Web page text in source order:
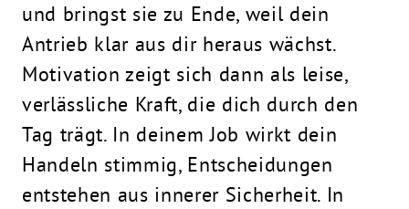
und bringst sie zu Ende, weil dein
Antrieb klar aus dir heraus wächst.
Motivation zeigt sich dann als leise,
verlässliche Kraft, die dich durch den
Tag trägt. In deinem Job wirkt dein
Handeln stimmig, Entscheidungen
entstehen aus innerer Sicherheit. In